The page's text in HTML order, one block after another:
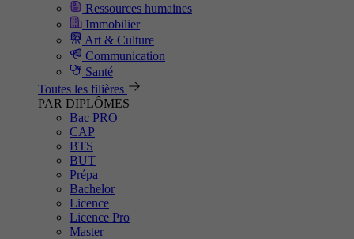
Ressources humaines
Immobilier
Art & Culture
Communication
Santé
Toutes les filières
PAR DIPLÔMES
Bac PRO
CAP
BTS
BUT
Prépa
Bachelor
Licence
Licence Pro
Master